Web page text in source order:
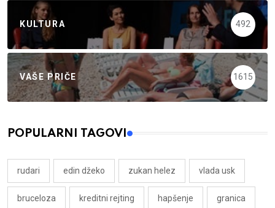
KULTURA 492
VAŠE PRIČE 1615
POPULARNI TAGOVI
rudari edin džeko zukan helez vlada usk
bruceloza kreditni rejting hapšenje granica